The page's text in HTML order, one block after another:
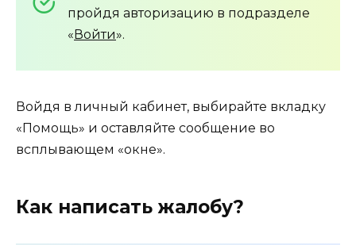
пройдя авторизацию в подразделе
«Войти».
Войдя в личный кабинет, выбирайте вкладку
«Помощь» и оставляйте сообщение во
всплывающем «окне».
Как написать жалобу?